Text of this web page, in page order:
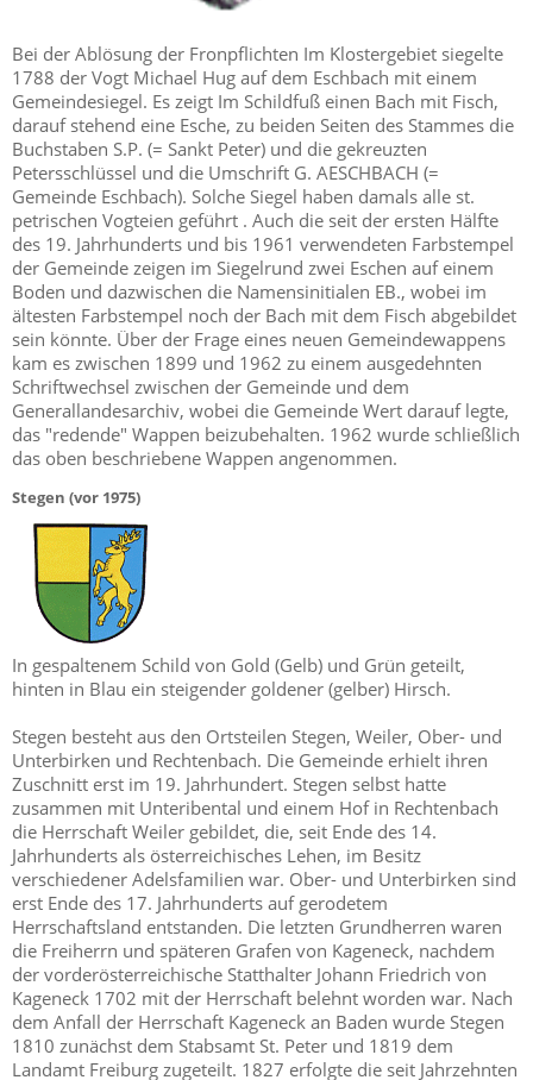
Bei der Ablösung der Fronpflichten Im Klostergebiet siegelte
1788 der Vogt Michael Hug auf dem Eschbach mit einem
Gemeindesiegel. Es zeigt Im Schildfuß einen Bach mit Fisch,
darauf stehend eine Esche, zu beiden Seiten des Stammes die
Buchstaben S.P. (= Sankt Peter) und die gekreuzten
Petersschlüssel und die Umschrift G. AESCHBACH (=
Gemeinde Eschbach). Solche Siegel haben damals alle st.
petrischen Vogteien geführt . Auch die seit der ersten Hälfte
des 19. Jahrhunderts und bis 1961 verwendeten Farbstempel
der Gemeinde zeigen im Siegelrund zwei Eschen auf einem
Boden und dazwischen die Namensinitialen EB., wobei im
ältesten Farbstempel noch der Bach mit dem Fisch abgebildet
sein könnte. Über der Frage eines neuen Gemeindewappens
kam es zwischen 1899 und 1962 zu einem ausgedehnten
Schriftwechsel zwischen der Gemeinde und dem
Generallandesarchiv, wobei die Gemeinde Wert darauf legte,
das "redende" Wappen beizubehalten. 1962 wurde schließlich
das oben beschriebene Wappen angenommen.
Stegen (vor 1975)
In gespaltenem Schild von Gold (Gelb) und Grün geteilt,
hinten in Blau ein steigender goldener (gelber) Hirsch.
Stegen besteht aus den Ortsteilen Stegen, Weiler, Ober- und
Unterbirken und Rechtenbach. Die Gemeinde erhielt ihren
Zuschnitt erst im 19. Jahrhundert. Stegen selbst hatte
zusammen mit Unteribental und einem Hof in Rechtenbach
die Herrschaft Weiler gebildet, die, seit Ende des 14.
Jahrhunderts als österreichisches Lehen, im Besitz
verschiedener Adelsfamilien war. Ober- und Unterbirken sind
erst Ende des 17. Jahrhunderts auf gerodetem
Herrschaftsland entstanden. Die letzten Grundherren waren
die Freiherrn und späteren Grafen von Kageneck, nachdem
der vorderösterreichische Statthalter Johann Friedrich von
Kageneck 1702 mit der Herrschaft belehnt worden war. Nach
dem Anfall der Herrschaft Kageneck an Baden wurde Stegen
1810 zunächst dem Stabsamt St. Peter und 1819 dem
Landamt Freiburg zugeteilt. 1827 erfolgte die seit Jahrzehnten